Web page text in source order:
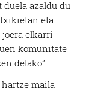
azaldu du
eta
elkarri
komunitate
delako”.
maila